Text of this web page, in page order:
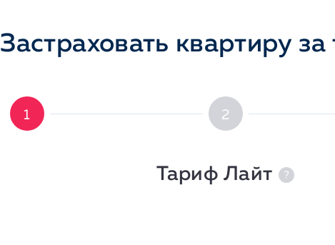
Застраховать квартиру
1 2
Тариф Лайт